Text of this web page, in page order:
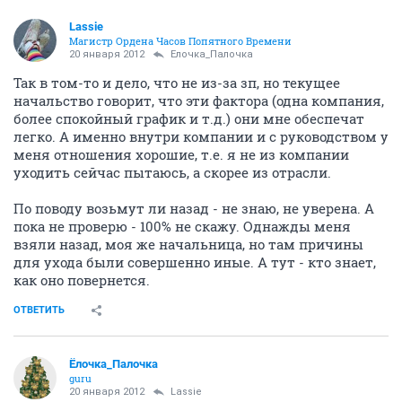
Lassie
Магистр Ордена Часов Попятного Времени
20 января 2012 Ёлочка_Палочка
Так в том-то и дело, что не из-за зп, но текущее
начальство говорит, что эти фактора (одна компания,
более спокойный график и т.д.) они мне обеспечат
легко. А именно внутри компании и с руководством у
меня отношения хорошие, т.е. я не из компании
уходить сейчас пытаюсь, а скорее из отрасли.
По поводу возьмут ли назад - не знаю, не уверена. А
пока не проверю - 100% не скажу. Однажды меня
взяли назад, моя же начальница, но там причины
для ухода были совершенно иные. А тут - кто знает,
как оно повернется.
ОТВЕТИТЬ
Ёлочка_Палочка
guru
20 января 2012 Lassie